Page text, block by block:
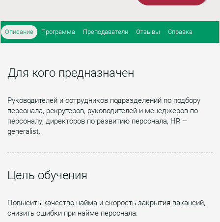
Описание Программа Преподаватели Отзывы Справка
Для кого предназначен
Руководителей и сотрудников подразделений по подбору
персонала, рекрутеров, руководителей и менеджеров по
персоналу, директоров по развитию персонала, HR –
generalist.
Цель обучения
Повысить качество найма и скорость закрытия вакансий,
снизить ошибки при найме персонала.